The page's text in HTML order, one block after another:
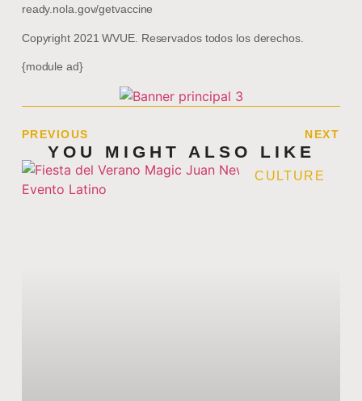
ready.nola.gov/getvaccine
Copyright 2021 WVUE. Reservados todos los derechos.
{module ad}
PREVIOUS NEXT
YOU MIGHT ALSO LIKE
CULTURE